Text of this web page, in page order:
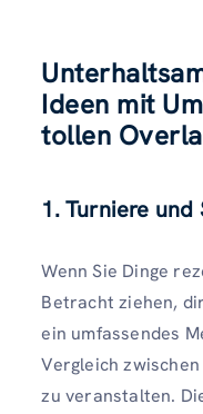
Ideen mit
tollen
1. Turniere und
Wenn Sie Dinge
Betracht ziehen,
ein umfassendes
Vergleich
zu veranstalten.